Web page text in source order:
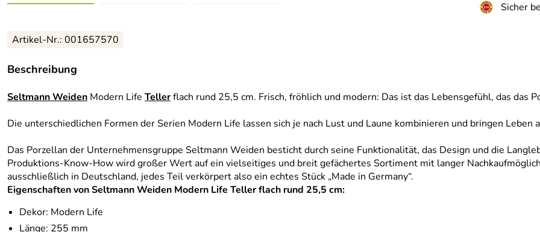
Sicher
Artikel-Nr.: 001657570
Beschreibung
Seltmann Weiden Modern Life Tellerflach rund 25,5 cm. Frisch, fröhlich und modern: Das ist das Lebensgefühl, das das
Die unterschiedlichen Formen der Serien Modern Life lassen sich je nach Lust und Laune kombinieren und bringen Leben
Das Porzellan der Unternehmensgruppe Seltmann Weiden besticht durch seine Funktionalität, das Design und die
Produktions-Know-How wird großer Wert auf ein vielseitiges und breit gefächertes Sortiment mit langer
ausschließlich in Deutschland, jedes Teil verkörpert also ein echtes Stück „Made in Germany“.
Eigenschaften von Seltmann Weiden Modern Life Teller flach rund 25,5 cm:
Dekor: Modern Life
Länge: 255 mm